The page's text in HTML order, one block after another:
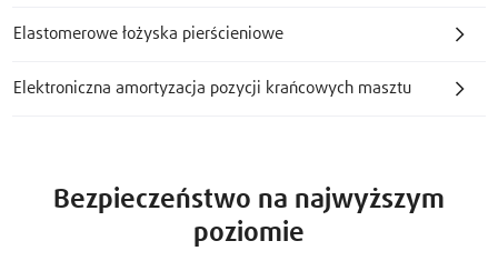
Elastomerowe łożyska pierścieniowe
Elektroniczna amortyzacja pozycji krańcowych masztu
Bezpieczeństwo na najwyższym
poziomie